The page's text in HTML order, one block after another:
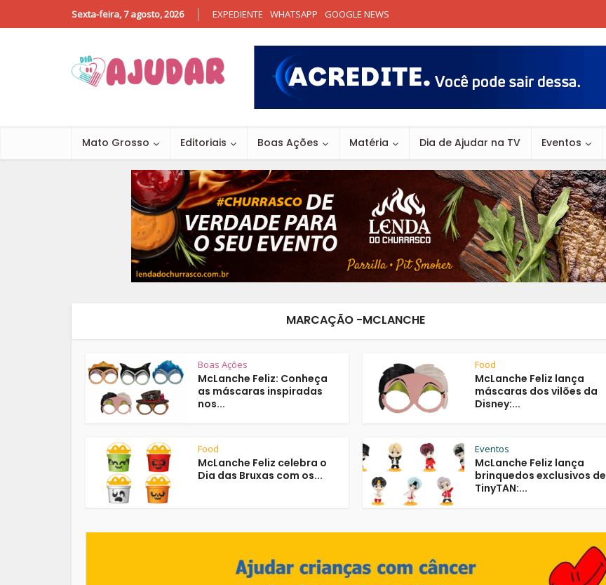
Sexta-feira, 7 agosto, 2026 EXPEDIENTE WHATSAPP GOOGLE NEWS
Mato Grosso Editoriais Boas Ações Matéria Dia de Ajudar na TV Eventos
MARCAÇÃO -MCLANCHE
Boas Ações
McLanche Feliz: Conheça
as máscaras inspiradas
nos...
Food
McLanche Feliz lança
máscaras dos vilões da
Disney:...
Food
McLanche Feliz celebra o
Dia das Bruxas com os...
Eventos
McLanche Feliz lança
brinquedos exclusivos de
TinyTAN:...